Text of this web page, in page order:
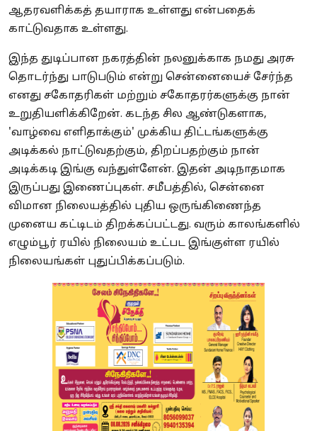
ஆதரவளிக்கத் தயாராக உள்ளது என்பதைக்
காட்டுவதாக உள்ளது.
இந்த துடிப்பான நகரத்தின் நலனுக்காக நமது அரசு
தொடர்ந்து பாடுபடும் என்று சென்னையைச் சேர்ந்த
எனது சகோதரிகள் மற்றும் சகோதரர்களுக்கு நான்
உறுதியளிக்கிறேன். கடந்த சில ஆண்டுகளாக,
'வாழ்வை எளிதாக்கும்' முக்கிய திட்டங்களுக்கு
அடிக்கல் நாட்டுவதற்கும், திறப்பதற்கும் நான்
அடிக்கடி இங்கு வந்துள்ளேன். இதன் அடிநாதமாக
இருப்பது இணைப்புகள். சமீபத்தில், சென்னை
விமான நிலையத்தில் புதிய ஒருங்கிணைந்த
முனைய கட்டிடம் திறக்கப்பட்டது. வரும் காலங்களில்
எழும்பூர் ரயில் நிலையம் உட்பட இங்குள்ள ரயில்
நிலையங்கள் புதுப்பிக்கப்படும்.